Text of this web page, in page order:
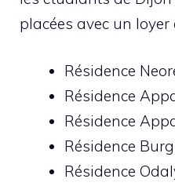
placées avec un loyer
Résidence
Résidence
Résidence
Résidence
Résidence